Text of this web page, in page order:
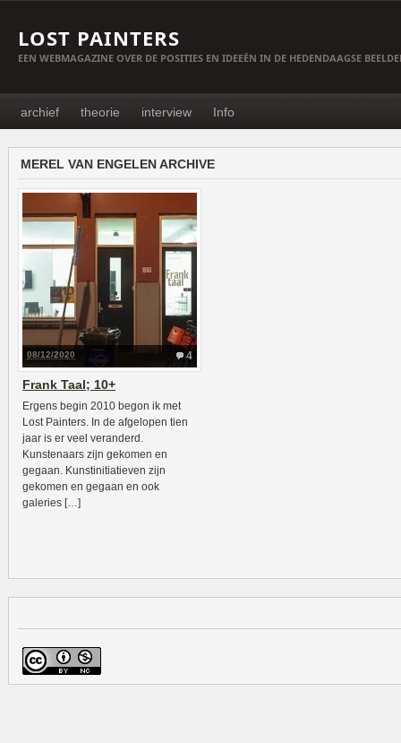
LOST PAINTERS
EEN WEBMAGAZINE OVER DE POSITIES EN IDEEËN IN DE HEDENDAAGSE
archief theorie interview Info
MEREL VAN ENGELEN ARCHIVE
4
08/12/2020
Frank Taal; 10+
Ergens begin 2010 begon ik met
Lost Painters. In de afgelopen tien
jaar is er veel veranderd.
Kunstenaars zijn gekomen en
gegaan. Kunstinitiatieven zijn
gekomen en gegaan en ook
galeries […]